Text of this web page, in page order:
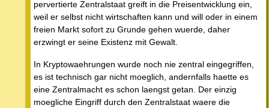
pervertierte Zentralstaat greift in die Preisentwicklung ein,
weil er selbst nicht wirtschaften kann und will oder in einem
freien Markt sofort zu Grunde gehen wuerde, daher
erzwingt er seine Existenz mit Gewalt.
In Kryptowaehrungen wurde noch nie zentral eingegriffen,
es ist technisch gar nicht moeglich, andernfalls haette es
eine Zentralmacht es schon laengst getan. Der einzig
moegliche Eingriff durch den Zentralstaat waere die